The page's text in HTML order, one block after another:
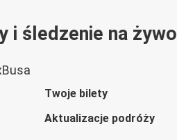
i śledzenie na żywo
Twoje bilety
Aktualizacje podróży